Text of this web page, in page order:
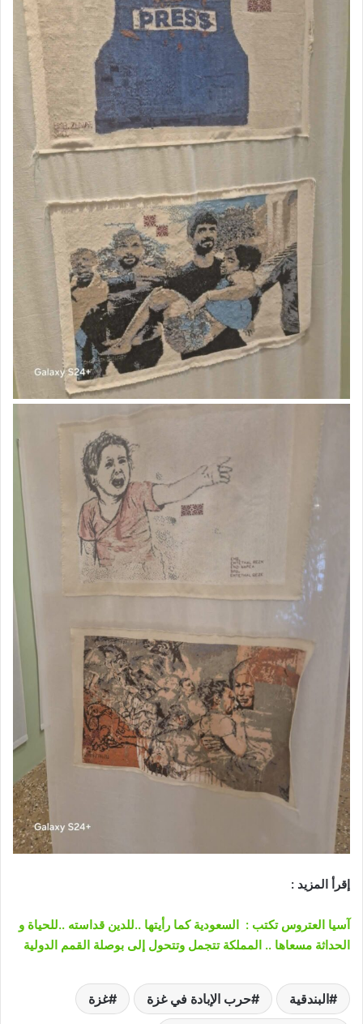
إقرأ المزيد :
آسيا العتروس تكتب : السعودية كما رأيتها ..للدين قداسته ..للحياة و
الحداثة مسعاها .. المملكة تتجمل وتتحول إلى بوصلة القمم الدولية
البندقية حرب الإبادة في غزة غزة